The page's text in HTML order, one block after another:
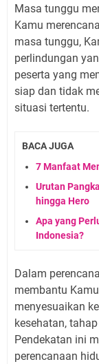
Masa tunggu
Kamu
masa tunggu,
perlindungan
peserta yang
siap dan tidak
situasi tertentu.
BACA JUGA
7 Manfaat
Urutan
hingga Hero
Apa yang
Indonesia?
Dalam
membantu
menyesuaikan
kesehatan,
Pendekatan ini
perencanaan